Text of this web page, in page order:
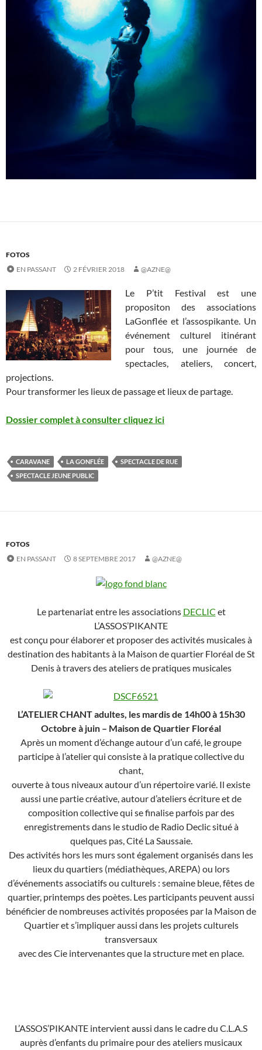
FOTOS
EN PASSANT
2 FÉVRIER 2018 @AZNE@
Le P’tit Festival est une
propositon des associations
LaGonflée et l’assospikante. Un
événement culturel itinérant
pour tous, une journée de
spectacles, ateliers, concert,
projections.
Pour transformer les lieux de passage et lieux de partage.
Dossier complet à consulter cliquez ici
CARAVANE LA GONFLÉE
SPECTACLE DE RUE
SPECTACLE JEUNE PUBLIC
FOTOS
EN PASSANT
8 SEPTEMBRE 2017 @AZNE@
Le partenariat entre les associations DECLIC et
L’ASSOS’PIKANTE
est conçu pour élaborer et proposer des activités musicales à
destination des habitants à la Maison de quartier Floréal de St
Denis à travers des ateliers de pratiques musicales
L’ATELIER CHANT adultes, les mardis de 14h00 à 15h30
Octobre à juin – Maison de Quartier Floréal
Après un moment d’échange autour d’un café, le groupe
participe à l’atelier qui consiste à la pratique collective du
chant,
ouverte à tous niveaux autour d’un répertoire varié. Il existe
aussi une partie créative, autour d’ateliers écriture et de
composition collective qui se finalise parfois par des
enregistrements dans le studio de Radio Declic situé à
quelques pas, Cité La Saussaie.
Des activités hors les murs sont également organisés dans les
lieux du quartiers (médiathèques, AREPA) ou lors
d’événements associatifs ou culturels : semaine bleue, fêtes de
quartier, printemps des poètes. Les participants peuvent aussi
bénéficier de nombreuses activités proposées par la Maison de
Quartier et s’impliquer aussi dans les projets culturels
transversaux
avec des Cie intervenantes que la structure met en place.
L’ASSOS’PIKANTE intervient aussi dans le cadre du C.L.A.S
auprès d’enfants du primaire pour des ateliers musicaux